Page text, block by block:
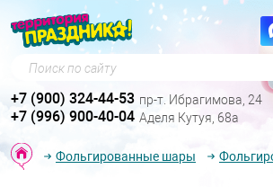
Поиск по сайту
+7 (900) 324-44-53 пр-т. Ибрагимова, 24
+7 (996) 900-40-04 Аделя Кутуя, 68а
Фольгированные шары